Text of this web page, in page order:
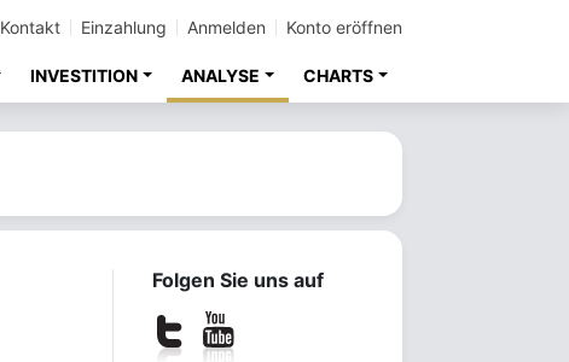
Kontakt Einzahlung Anmelden Konto eröffnen
INVESTITION ANALYSE CHARTS
Folgen Sie uns auf